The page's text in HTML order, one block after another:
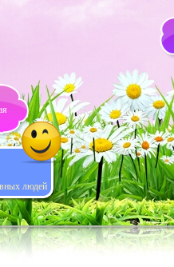
людей